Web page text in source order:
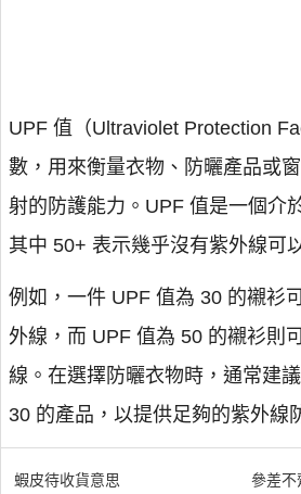
UPF 值（Ultraviolet Protection
數，用來衡量衣物、防曬產品或
射的防護能力。UPF 值是一個介
其中 50+ 表示幾乎沒有紫外線可
例如，一件 UPF 值為 30 的襯衫
外線，而 UPF 值為 50 的襯衫則
線。在選擇防曬衣物時，通常建
30 的產品，以提供足夠的紫外線
蝦皮待收貨意思 參差不